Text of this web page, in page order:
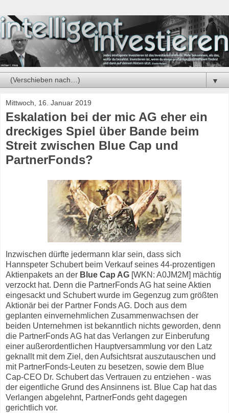
▼
Mittwoch, 16. Januar 2019
Eskalation bei der mic AG eher ein
dreckiges Spiel über Bande beim
Streit zwischen Blue Cap und
PartnerFonds?
Inzwischen dürfte jedermann klar sein, dass sich
Hannspeter Schubert beim Verkauf seines 44-prozentigen
Aktienpakets an der Blue Cap AG [WKN: A0JM2M] mächtig
verzockt hat. Denn die PartnerFonds AG hat seine Aktien
eingesackt und Schubert wurde im Gegenzug zum größten
Aktionär bei der Partner Fonds AG. Doch aus dem
geplanten einvernehmlichen Zusammenwachsen der
beiden Unternehmen ist bekanntlich nichts geworden, denn
die PartnerFonds AG hat das Verlangen zur Einberufung
einer außerordentlichen Hauptversammlung vor den Latz
geknallt mit dem Ziel, den Aufsichtsrat auszutauschen und
mit PartnerFonds-Leuten zu besetzen, sowie dem Blue
Cap-CEO Dr. Schubert das Vertrauen zu entziehen - was
der eigentliche Grund des Ansinnens ist. Blue Cap hat das
Verlangen abgelehnt, PartnerFonds geht dagegen
gerichtlich vor.